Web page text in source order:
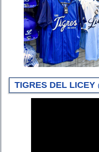
TIGRES DEL LICEY